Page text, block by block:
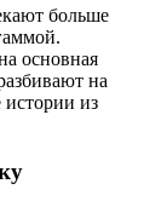
больше
основная
на
истории из